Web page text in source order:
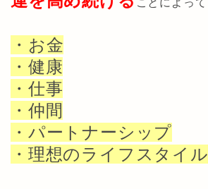
ことによって
・お金
・健康
・仕事
・仲間
・パートナーシップ
・理想のライフスタイル